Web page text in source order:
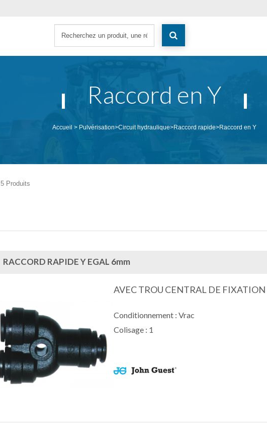
Raccord en Y
Accueil > Pulvérisation>Circuit hydraulique>Raccord rapide>Raccord en Y
5 Produits
RACCORD RAPIDE Y EGAL 6mm
AVEC TROU CENTRAL DE FIXATION
Conditionnement : Vrac
Colisage : 1